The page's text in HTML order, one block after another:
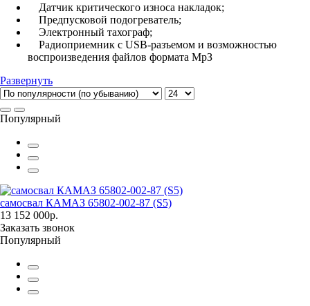
Датчик критического износа накладок;
Предпусковой подогреватель;
Электронный тахограф;
Радиоприемник с USB-разъемом и возможностью
воспроизведения файлов формата МрЗ
Развернуть
Популярный
самосвал КАМАЗ 65802-002-87 (S5)
13 152 000р.
Заказать звонок
Популярный